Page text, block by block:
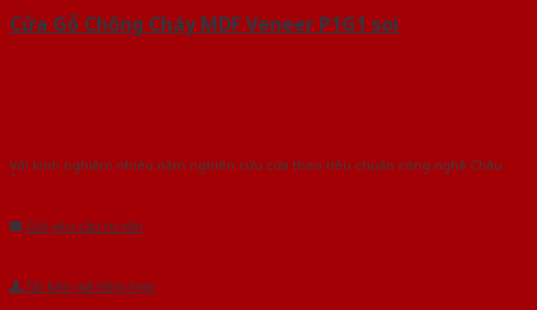
Cửa Gỗ Chống Cháy MDF Veneer P1G1 soi
Với kinh nghiệm nhiêu năm nghiên cứu cửa theo tiêu chuẩn công nghệ Châu
Âu.Chúng tôi tự tin là nhà sản xuất & cung cấp hàng đầu tại Việt Nam!
Gửi yêu cầu tư vấn
Tải báo giá tổng hợp